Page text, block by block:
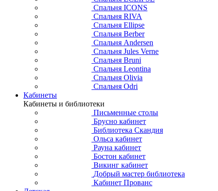
Спальня ICONS
Спальня RIVA
Спальня Ellipse
Спальня Berber
Спальня Andersen
Спальня Jules Verne
Спальня Bruni
Спальня Leontina
Спальня Olivia
Спальня Odri
Кабинеты
Кабинеты и библиотеки
Письменные столы
Брусно кабинет
Библиотека Скандия
Ольса кабинет
Рауна кабинет
Бостон кабинет
Викинг кабинет
Добрый мастер библиотека
Кабинет Прованс